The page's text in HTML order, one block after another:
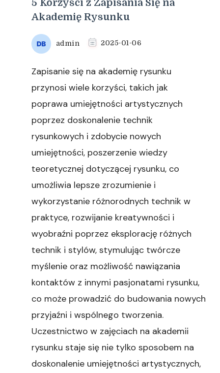
5 Korzyści z Zapisania Się na
Akademię Rysunku
admin 2025-01-06
Zapisanie się na akademię rysunku
przynosi wiele korzyści, takich jak
poprawa umiejętności artystycznych
poprzez doskonalenie technik
rysunkowych i zdobycie nowych
umiejętności, poszerzenie wiedzy
teoretycznej dotyczącej rysunku, co
umożliwia lepsze zrozumienie i
wykorzystanie różnorodnych technik w
praktyce, rozwijanie kreatywności i
wyobraźni poprzez eksplorację różnych
technik i stylów, stymulując twórcze
myślenie oraz możliwość nawiązania
kontaktów z innymi pasjonatami rysunku,
co może prowadzić do budowania nowych
przyjaźni i wspólnego tworzenia.
Uczestnictwo w zajęciach na akademii
rysunku staje się nie tylko sposobem na
doskonalenie umiejętności artystycznych,